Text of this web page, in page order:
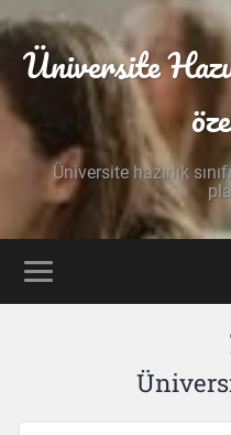
Üniversite
Üniversite hazırlık